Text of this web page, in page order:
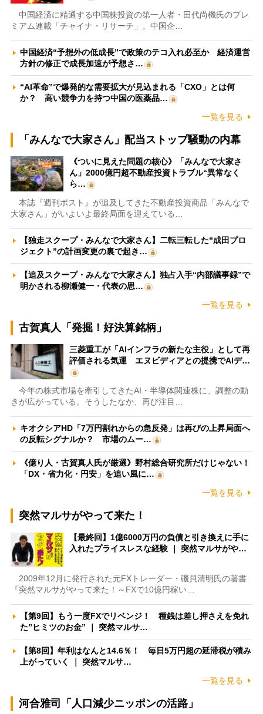
中国経済に精通する中国株投資の第一人者・田代尚機氏のプレ
ミアム連載「チャイナ・リサーチ」。中国企…
中国経済“予想外の低成長”で政策のテコ入れ必至か 経済運営
方針の修正で成長加速が予想さ…
“AI革命”で爆発的な需要拡大が見込まれる「CXO」とは何
か？ 高い競争力を持つ中国の医薬品…
一覧を見る
「みんなで大家さん」配当ストップ騒動の内幕
《ついに見えた問題の核心》「みんなで大家さ
ん」2000億円超不動産投資トラブル“異常なく
ら…
本誌『週刊ポスト』が追及してきた不動産投資商品「みんなで
大家さん」がいよいよ最終局面を迎えている…
【独走スクープ・みんなで大家さん】二転三転した“成田プロ
ジェクト”の計画変更の裏で起き…
【追及スクープ・みんなで大家さん】独占入手“内部議事録”で
明かされる柳瀬健一・代表の思…
一覧を見る
古賀真人「発掘！好決算銘柄」
三菱重工が「AIインフラの新たな主役」として再
評価される気運 エヌビディアとの提携でAIデ…
今年の株式市場を牽引してきたAI・半導体関連株に、調整の動
きが広がっている。そうしたなか、再び注目…
キオクシアHD「7万円割れからの急反発」は再びの上昇局面へ
の反転シグナルか？ 市場のムー…
《億り人・古賀真人氏が厳選》野村総合研究所だけじゃない！
「DX・省力化・円安」を追い風に…
一覧を見る
突然マルサがやって来た！
【最終回】1億6000万円の負債と引き換えに手に
入れたプライスレスな経験 ｜ 突然マルサがや…
2009年12月に発行された元FXトレーダー・磯貝清明氏の著書
『突然マルサがやって来た！～FXで10億円稼い…
【第9回】もう一度FXでリベンジ！ 種銭は差し押さえを免れ
た”ヒミツのお金” ｜ 突然マルサ…
【第8回】年利はなんと14.6％！ 毎日5万円超の延滞税が積み
上がっていく ｜ 突然マルサ…
一覧を見る
河合雅司「人口減少ニッポンの活路」